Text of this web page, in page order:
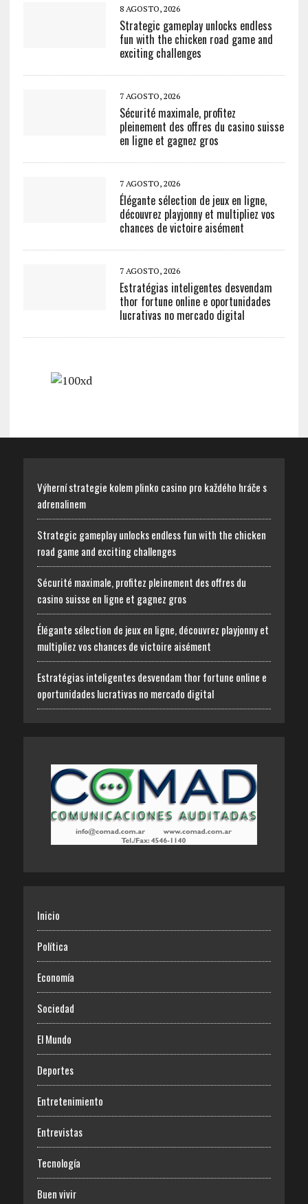
8 AGOSTO, 2026
Strategic gameplay unlocks endless
fun with the chicken road game and
exciting challenges
7 AGOSTO, 2026
Sécurité maximale, profitez
pleinement des offres du casino suisse
en ligne et gagnez gros
7 AGOSTO, 2026
Élégante sélection de jeux en ligne,
découvrez playjonny et multipliez vos
chances de victoire aisément
7 AGOSTO, 2026
Estratégias inteligentes desvendam
thor fortune online e oportunidades
lucrativas no mercado digital
Výherní strategie kolem plinko casino pro každého hráče s
adrenalinem
Strategic gameplay unlocks endless fun with the chicken
road game and exciting challenges
Sécurité maximale, profitez pleinement des offres du
casino suisse en ligne et gagnez gros
Élégante sélection de jeux en ligne, découvrez playjonny et
multipliez vos chances de victoire aisément
Estratégias inteligentes desvendam thor fortune online e
oportunidades lucrativas no mercado digital
Inicio
Política
Economía
Sociedad
El Mundo
Deportes
Entretenimiento
Entrevistas
Tecnología
Buen vivir